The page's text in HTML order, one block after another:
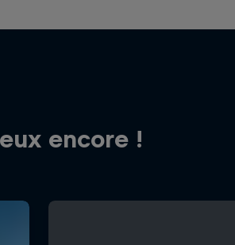
encore !